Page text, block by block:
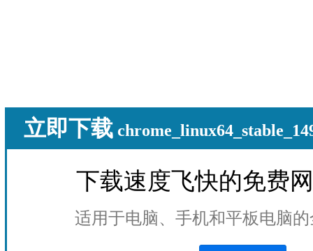
立即下载
下载速度飞快的免费
适用于电脑、手机和平板电脑